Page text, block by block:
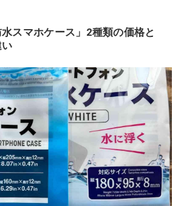
スマホケース」2種類の価格と